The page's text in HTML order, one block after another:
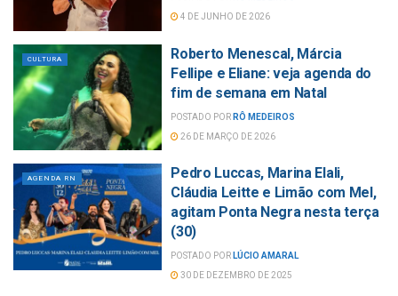
4 DE JUNHO DE 2026
CULTURA
Roberto Menescal, Márcia
Fellipe e Eliane: veja agenda do
fim de semana em Natal
POSTADO POR RÔ MEDEIROS
26 DE MARÇO DE 2026
AGENDA RN
Pedro Luccas, Marina Elali,
Cláudia Leitte e Limão com Mel,
agitam Ponta Negra nesta terça
(30)
POSTADO POR LÚCIO AMARAL
30 DE DEZEMBRO DE 2025